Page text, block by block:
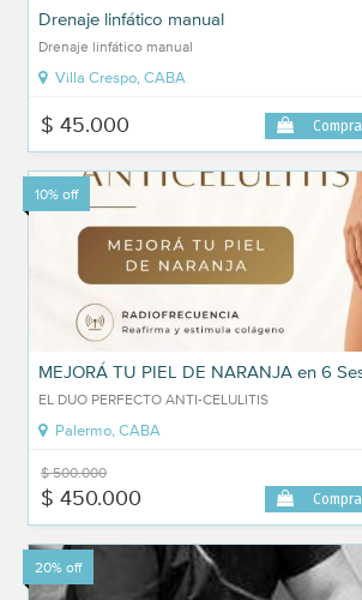
Drenaje linfático manual
Drenaje linfático manual
Villa Crespo, CABA
$ 45.000
10% off
MEJORÁ TU PIEL DE NARANJA en 6
EL DUO PERFECTO ANTI-CELULITIS
Palermo, CABA
$ 500.000
$ 450.000
20% off